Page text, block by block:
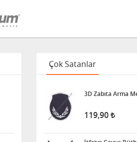
Çok Satanlar
3D Zabıta Arma
119,90